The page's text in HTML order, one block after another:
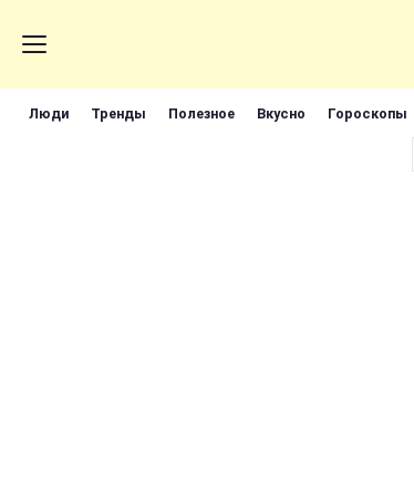
Люди Тренды Полезное Вкусно Гороскопы